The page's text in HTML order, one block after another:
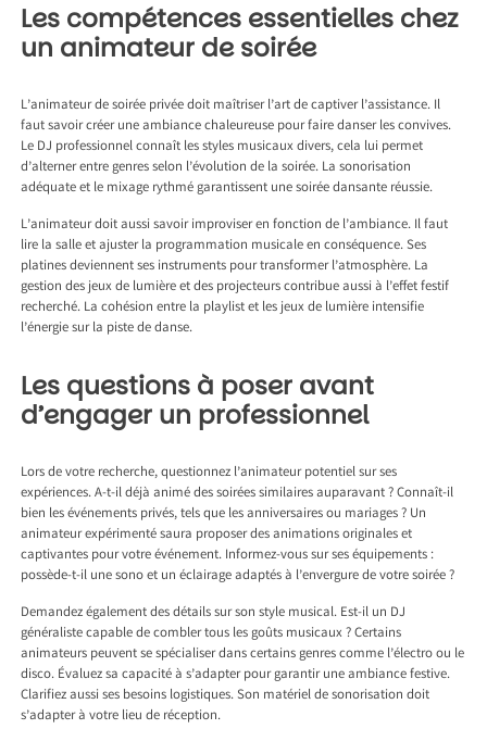
Les compétences essentielles chez
un animateur de soirée
L’animateur de soirée privée doit maîtriser l’art de captiver l’assistance. Il
faut savoir créer une ambiance chaleureuse pour faire danser les convives.
Le DJ professionnel connaît les styles musicaux divers, cela lui permet
d’alterner entre genres selon l’évolution de la soirée. La sonorisation
adéquate et le mixage rythmé garantissent une soirée dansante réussie.
L’animateur doit aussi savoir improviser en fonction de l’ambiance. Il faut
lire la salle et ajuster la programmation musicale en conséquence. Ses
platines deviennent ses instruments pour transformer l’atmosphère. La
gestion des jeux de lumière et des projecteurs contribue aussi à l’effet festif
recherché. La cohésion entre la playlist et les jeux de lumière intensifie
l’énergie sur la piste de danse.
Les questions à poser avant
d’engager un professionnel
Lors de votre recherche, questionnez l’animateur potentiel sur ses
expériences. A-t-il déjà animé des soirées similaires auparavant ? Connaît-il
bien les événements privés, tels que les anniversaires ou mariages ? Un
animateur expérimenté saura proposer des animations originales et
captivantes pour votre événement. Informez-vous sur ses équipements :
possède-t-il une sono et un éclairage adaptés à l’envergure de votre soirée ?
Demandez également des détails sur son style musical. Est-il un DJ
généraliste capable de combler tous les goûts musicaux ? Certains
animateurs peuvent se spécialiser dans certains genres comme l’électro ou le
disco. Évaluez sa capacité à s’adapter pour garantir une ambiance festive.
Clarifiez aussi ses besoins logistiques. Son matériel de sonorisation doit
s’adapter à votre lieu de réception.